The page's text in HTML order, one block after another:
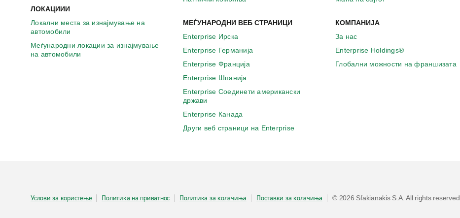
ЛОКАЦИИИ
Локални места за изнајмување на
автомобили
Меѓународни локации за изнајмување
на автомобили
МЕЃУНАРОДНИ ВЕБ СТРАНИЦИ
Enterprise Ирска
Enterprise Германија
Enterprise Франција
Enterprise Шпанија
Enterprise Соединети американски
држави
Enterprise Канада
Други веб страници на Enterprise
КОМПАНИЈА
За нас
Enterprise Holdings®
Глобални можности на франшизата
Услови за користење Политика на приватнос Политика за колачиња Поставки за колачиња © 2026 Sfakianakis S.A. All rights reserved